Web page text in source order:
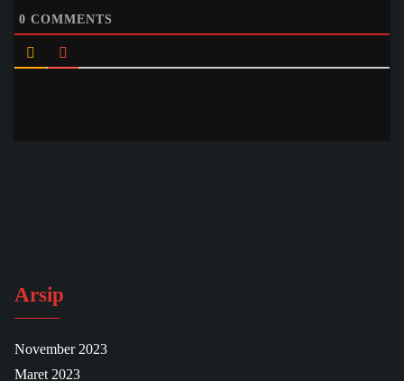
0 COMMENTS
Arsip
November 2023
Maret 2023